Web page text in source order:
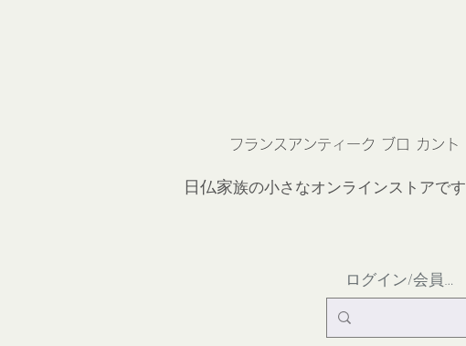
フランス アンティーク ブロ カント
日仏家族の小さなオンラインストアです
ログイン/会員登録